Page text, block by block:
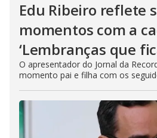
Edu Ribeiro reflete
momentos com a
‘Lembranças que
O apresentador do Jornal da
momento pai e filha com os